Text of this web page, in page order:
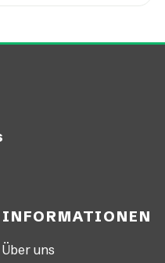
INFORMATIONEN
Über uns